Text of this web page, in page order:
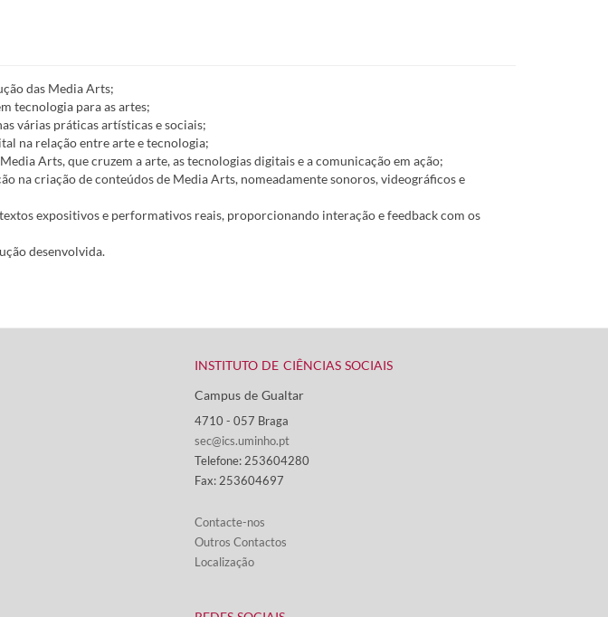
das Media Arts;
tecnologia para as artes;
várias práticas artísticas e sociais;
na relação entre arte e tecnologia;
Arts, que cruzem a arte, as tecnologias digitais e a comunicação em ação;
na criação de conteúdos de Media Arts, nomeadamente sonoros, videográficos e
expositivos e performativos reais, proporcionando interação e feedback com os
desenvolvida.
INSTITUTO DE CIÊNCIAS SOCIAIS
Campus de Gualtar ​
4710 - ​057 Braga
sec@ics.uminho.pt
Telefone: 253604280
Fax: 253604697
Contacte-nos​​​
Outros Contactos
Localização